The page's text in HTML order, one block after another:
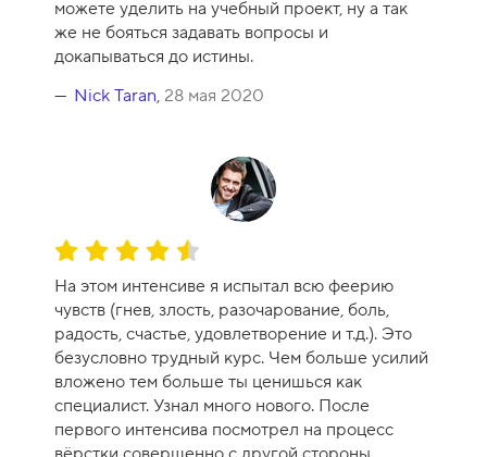
а
к
у
р
можете уделить на учебный проект, ну а так
же не бояться задавать вопросы и
докапываться до истины.
Nick Taran, 28 мая 2020
О
ц
е
н
к
а
к
у
р
На этом интенсиве я испытал всю феерию
чувств (гнев, злость, разочарование, боль,
радость, счастье, удовлетворение и т.д.). Это
безусловно трудный курс. Чем больше усилий
вложено тем больше ты ценишься как
специалист. Узнал много нового. После
первого интенсива посмотрел на процесс